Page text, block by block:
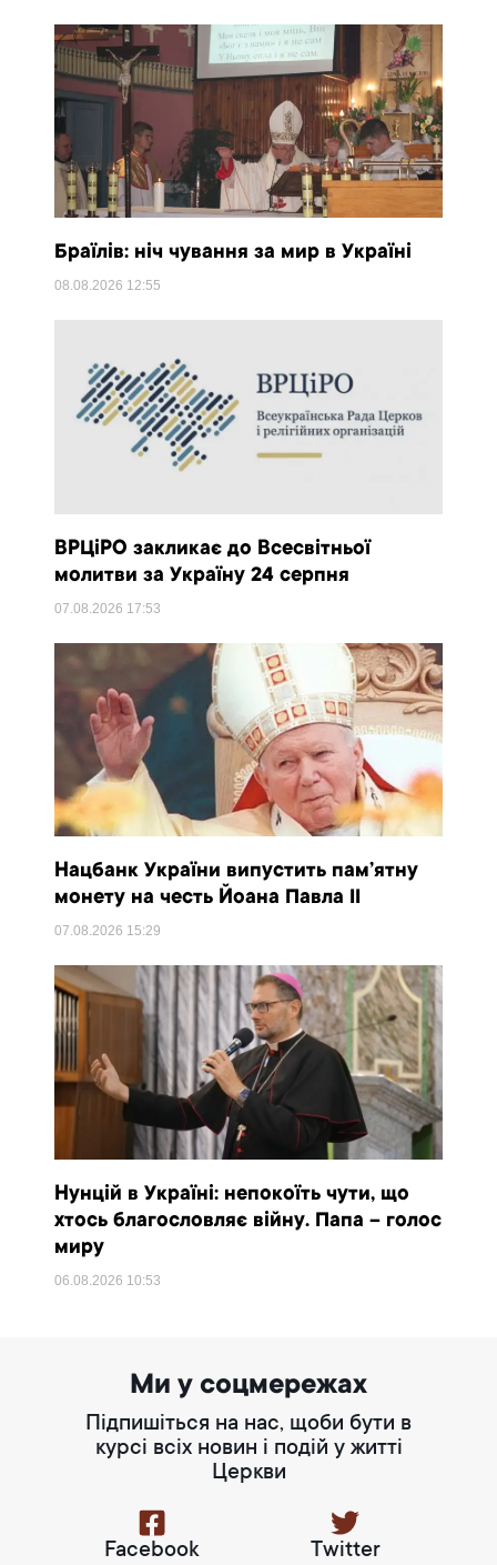
Браїлів: ніч чування за мир в Україні
08.08.2026 12:55
ВРЦіРО закликає до Всесвітньої
молитви за Україну 24 серпня
07.08.2026 17:53
Нацбанк України випустить пам’ятну
монету на честь Йоана Павла II
07.08.2026 15:29
Нунцій в Україні: непокоїть чути, що
хтось благословляє війну. Папа – голос
миру
06.08.2026 10:53
Ми у соцмережах
Підпишіться на нас, щоби бути в
курсі всіх новин і подій у житті
Церкви
Facebook Twitter